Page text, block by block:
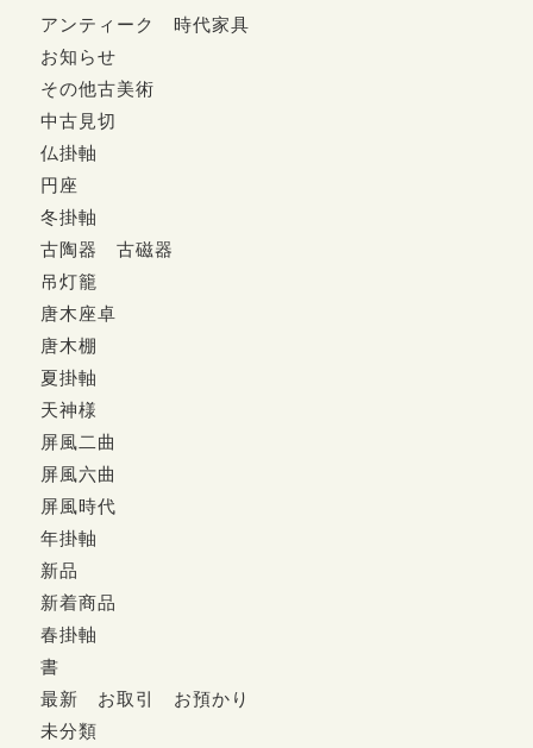
アンティーク 時代家具
お知らせ
その他古美術
中古見切
仏掛軸
円座
冬掛軸
古陶器 古磁器
吊灯籠
唐木座卓
唐木棚
夏掛軸
天神様
屏風二曲
屏風六曲
屏風時代
年掛軸
新品
新着商品
春掛軸
書
最新 お取引 お預かり
未分類